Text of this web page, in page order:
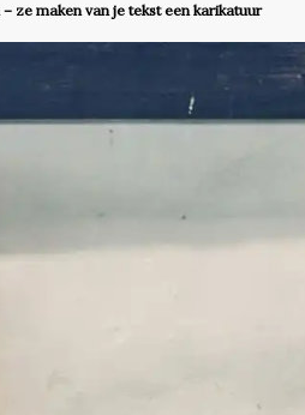
ze maken van je tekst een karikatuur